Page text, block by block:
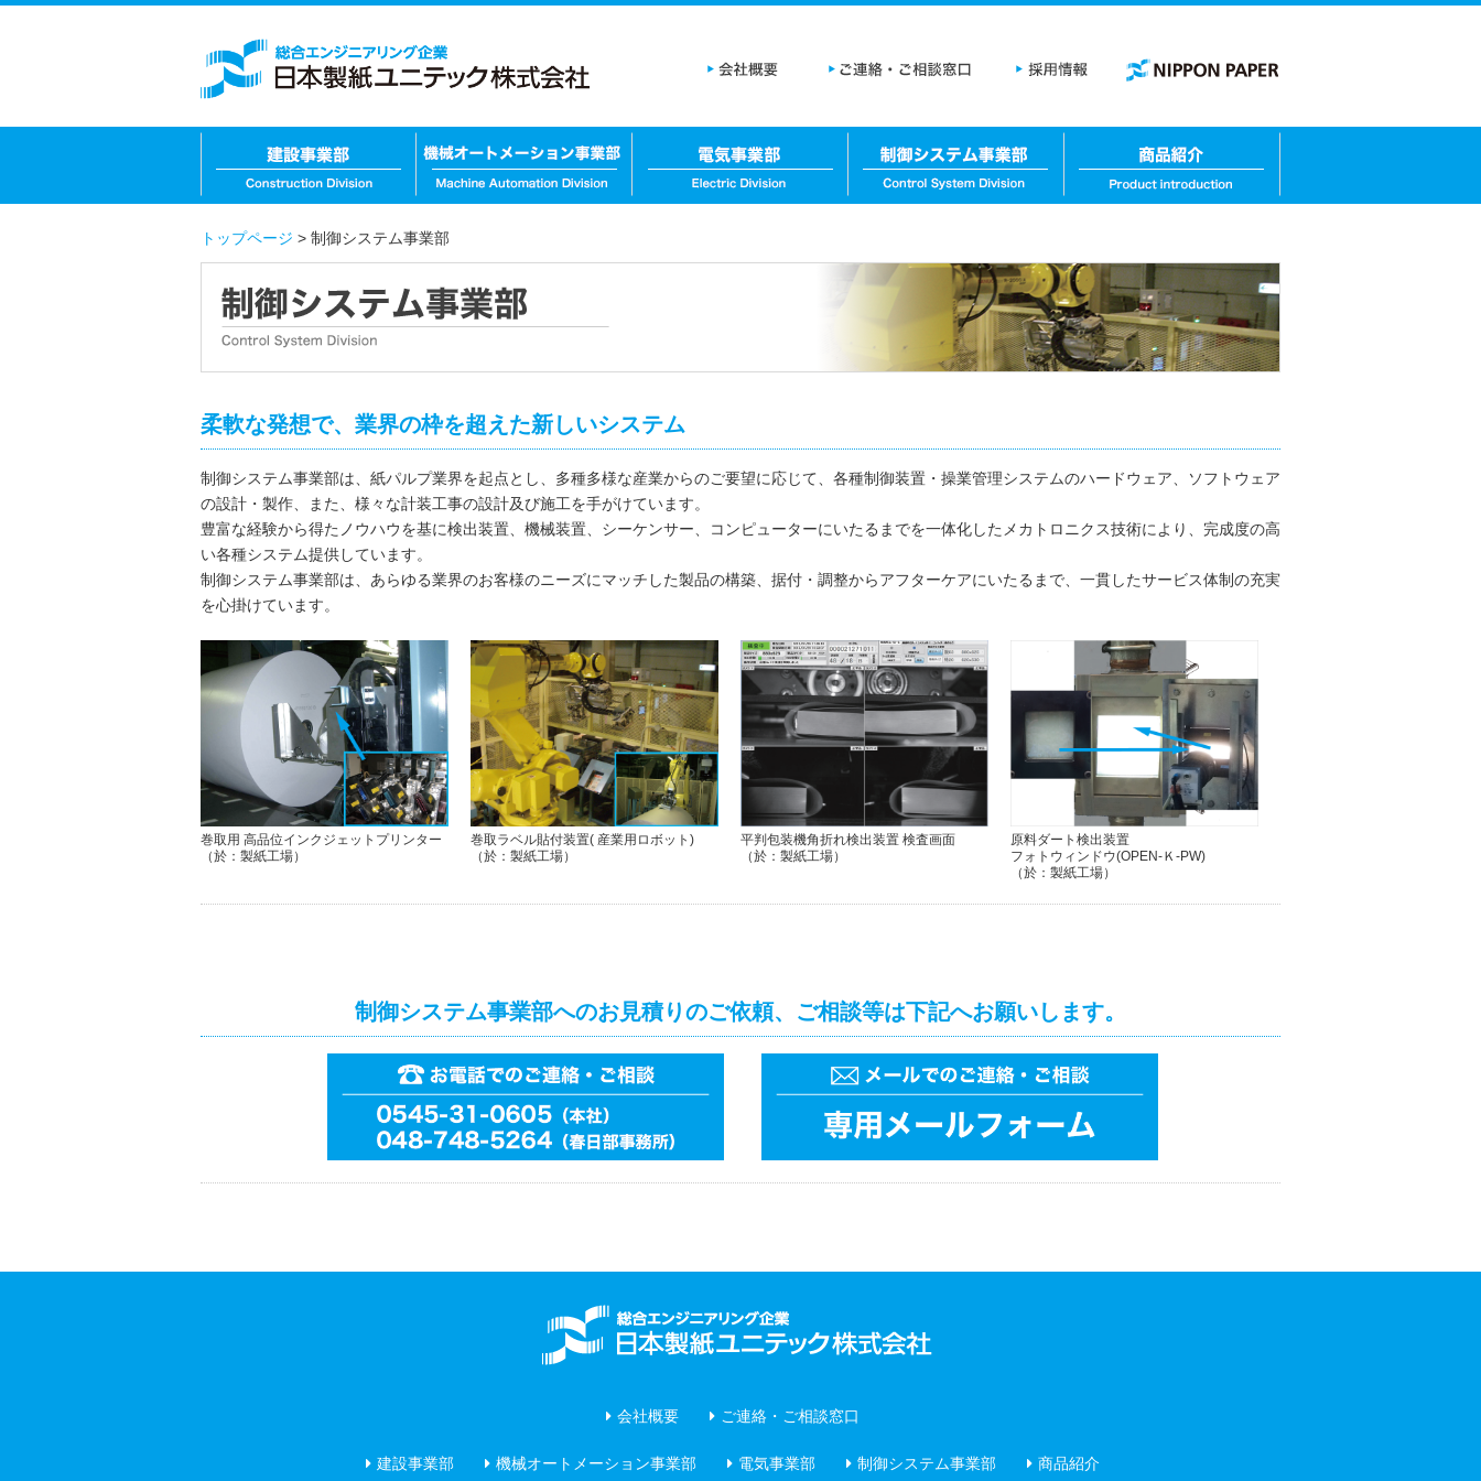
トップページ > 制御システム事業部
柔軟な発想で、業界の枠を超えた新しいシステム
制御システム事業部は、紙パルプ業界を起点とし、多種多様な産業からのご要望に応じて、各種制御装置・操業管理システムのハードウェア、ソフトウェア
の設計・製作、また、様々な計装工事の設計及び施工を手がけています。
豊富な経験から得たノウハウを基に検出装置、機械装置、シーケンサー、コンピューターにいたるまでを一体化したメカトロニクス技術により、完成度の高
い各種システム提供しています。
制御システム事業部は、あらゆる業界のお客様のニーズにマッチした製品の構築、据付・調整からアフターケアにいたるまで、一貫したサービス体制の充実
を心掛けています。
巻取用 高品位インクジェットプリンター
（於：製紙工場）
巻取ラベル貼付装置( 産業用ロボット)
（於：製紙工場）
平判包装機角折れ検出装置 検査画面
（於：製紙工場）
原料ダート検出装置
フォトウィンドウ(OPEN-Ｋ-PW)
（於：製紙工場）
制御システム事業部へのお見積りのご依頼、ご相談等は下記へお願いします。
会社概要 ご連絡・ご相談窓口
建設事業部 機械オートメーション事業部 電気事業部 制御システム事業部 商品紹介